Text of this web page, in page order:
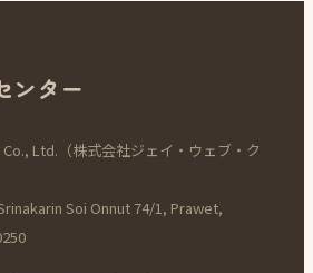
ンター
Ltd.（株式会社ジェイ・ウェブ・ク
Soi Onnut 74/1, Prawet,